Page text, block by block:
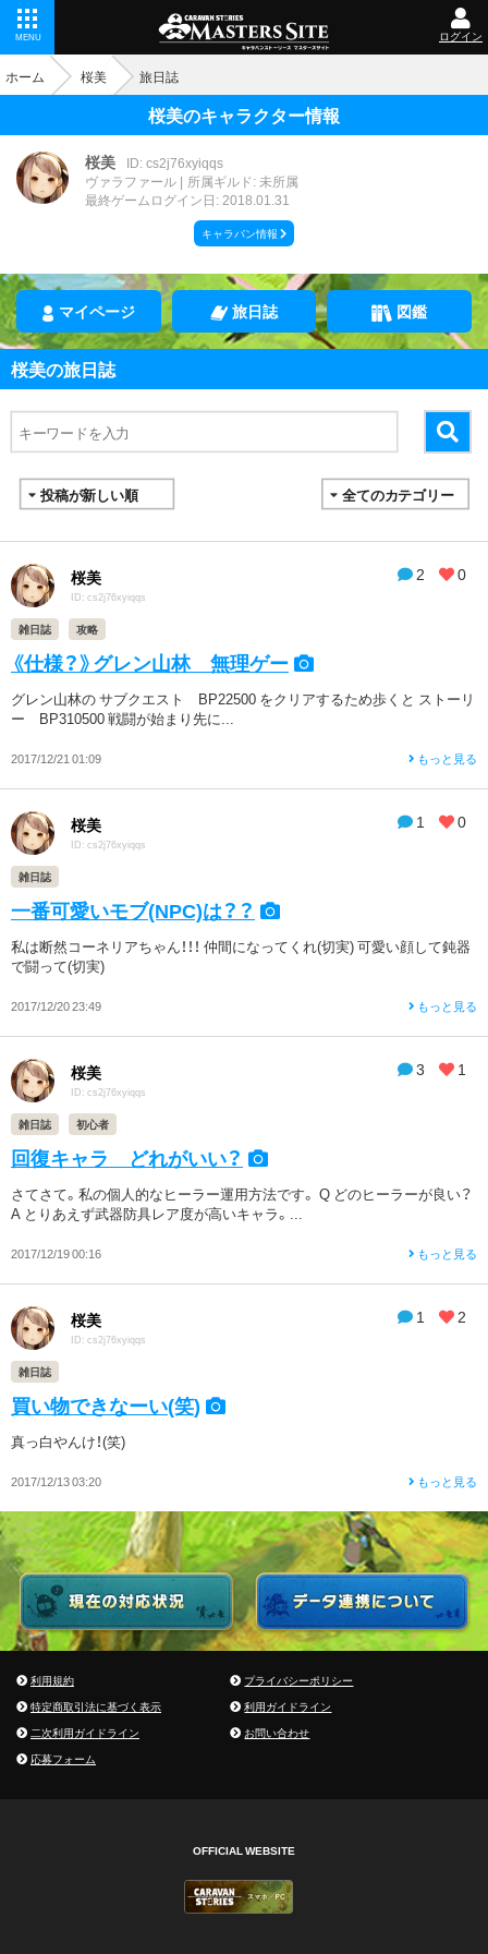
MENU ログイン
ホーム 桜美 旅日誌
桜美のキャラクター情報
桜美
ID: cs2j76xyiqqs
ヴァラファール
所属ギルド: 未所属
最終ゲームログイン日: 2018.01.31
キャラバン情報
マイページ 旅日誌 図鑑
桜美の旅日誌
2 0
桜美
ID: cs2j76xyiqqs
雑日誌 攻略
《仕様？》グレン山林 無理ゲー
グレン山林の サブクエスト BP22500 をクリアするため歩くと ストーリ
ー BP310500 戦闘が始まり先に...
2017/12/21 01:09 もっと見る
1 0
桜美
ID: cs2j76xyiqqs
雑日誌
一番可愛いモブ(NPC)は？？
私は断然コーネリアちゃん！！！ 仲間になってくれ(切実) 可愛い顔して鈍器
で闘って(切実)
2017/12/20 23:49 もっと見る
3 1
桜美
ID: cs2j76xyiqqs
雑日誌 初心者
回復キャラ どれがいい？
さてさて。私の個人的なヒーラー運用方法です。 Q どのヒーラーが良い？
A とりあえず武器防具レア度が高いキャラ。...
2017/12/19 00:16 もっと見る
1 2
桜美
ID: cs2j76xyiqqs
雑日誌
買い物できなーい(笑)
真っ白やんけ！(笑)
2017/12/13 03:20 もっと見る
利用規約
プライバシーポリシー
特定商取引法に基づく表示
利用ガイドライン
二次利用ガイドライン
お問い合わせ
応募フォーム
OFFICIAL WEBSITE